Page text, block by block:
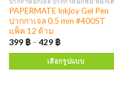
PAPERMATE Inkjoy Gel Pen
ปากกาเจล 0.5 mm #400ST
แพ็ค 12 ด้าม
399 ฿– 429 ฿
เลือกรูปแบบ